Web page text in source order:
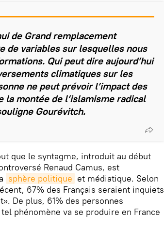
de Grand remplacement
de variables sur lesquelles nous
Qui peut dire aujourd’hui
climatiques sur les
ne peut prévoir l’impact des
la montée de l’islamisme radical
Gourévitch.
que le syntagme, introduit au début
Renaud Camus, est
sphère politique et médiatique. Selon
67% des Français seraient inquiets
De plus, 61% des personnes
phénomène va se produire en France